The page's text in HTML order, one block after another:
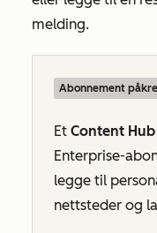
melding.
Abonnement
Et Content Hub
Enterprise-
legge til
nettsteder og